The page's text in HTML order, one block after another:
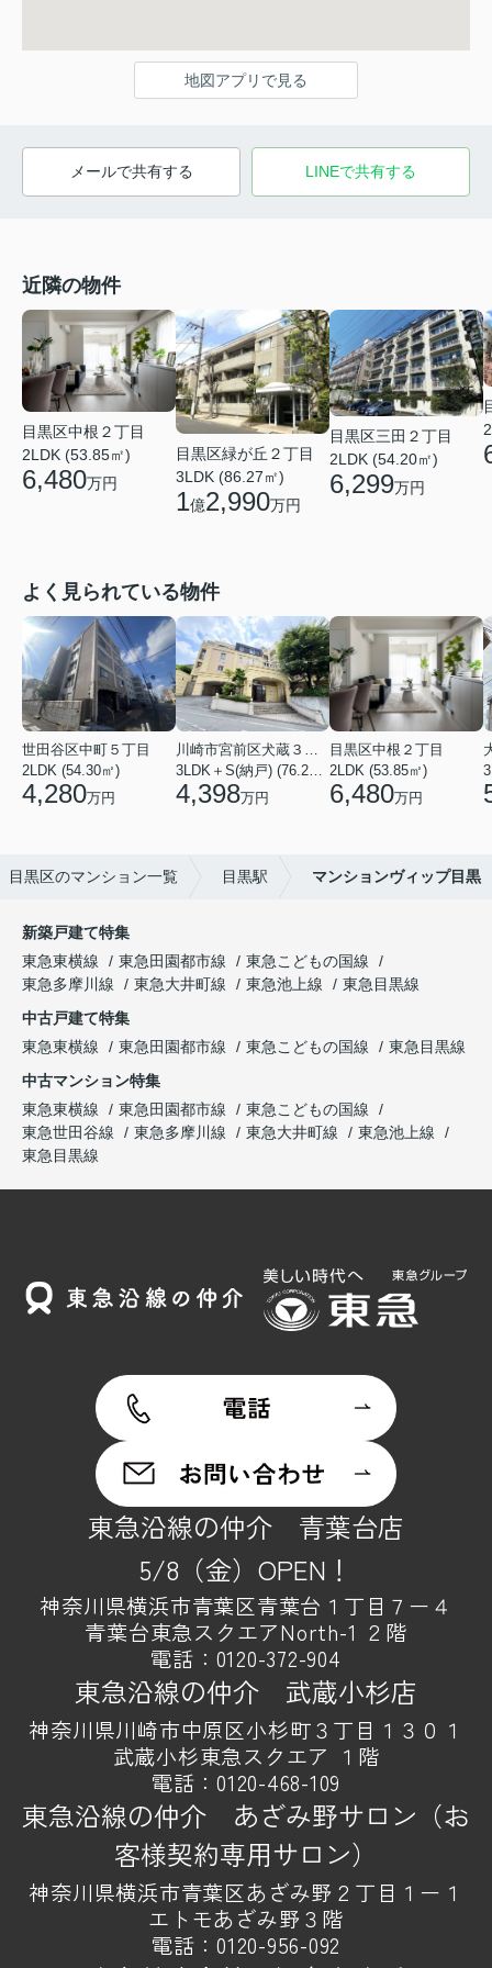
地図アプリで見る
メールで共有する LINEで共有する
近隣の物件
目黒区中根２丁目
2LDK (53.85㎡)
6,480万円
目黒区緑が丘２丁目
3LDK (86.27㎡)
1億2,990万円
目黒区三田２丁目
2LDK (54.20㎡)
6,299万円
よく見られている物件
世田谷区中町５丁目
2LDK (54.30㎡)
4,280万円
川崎市宮前区犬蔵３丁目
3LDK＋S(納戸) (76.20㎡)
4,398万円
目黒区中根２丁目
2LDK (53.85㎡)
6,480万円
目黒区のマンション一覧 目黒駅 マンションヴィップ目黒
新築戸建て特集
東急東横線
東急田園都市線
東急こどもの国線
東急多摩川線
東急大井町線 東急池上線
東急目黒線
中古戸建て特集
東急東横線
東急田園都市線 東急こどもの国線
東急目黒線
中古マンション特集
東急東横線
東急田園都市線
東急こどもの国線
東急世田谷線
東急多摩川線 東急大井町線
東急池上線
東急目黒線
東急沿線の仲介 青葉台店
5/8（金）OPEN！
神奈川県横浜市青葉区青葉台１丁目７ー４
青葉台東急スクエアNorth-1 ２階
電話： 0120-372-904
東急沿線の仲介 武蔵小杉店
神奈川県川崎市中原区小杉町３丁目１３０１
武蔵小杉東急スクエア １階
電話：0120-468-109
東急沿線の仲介 あざみ野サロン（お
客様契約専用サロン）
神奈川県横浜市青葉区あざみ野２丁目１ー１
エトモあざみ野３階
電話：0120-956-092